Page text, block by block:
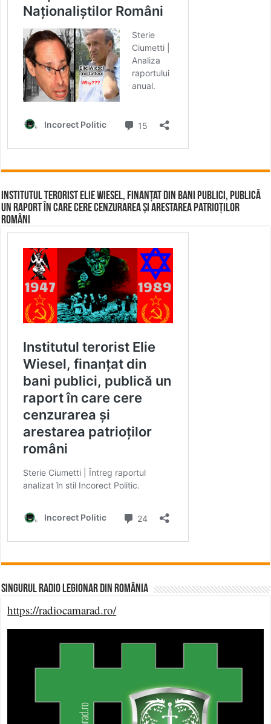
Institutul terorist Elie Wiesel, finanțat din bani publici, publică
un raport în care cere cenzurarea și arestarea patrioților
români
Singurul Radio Legionar din România
https://radiocamarad.ro/